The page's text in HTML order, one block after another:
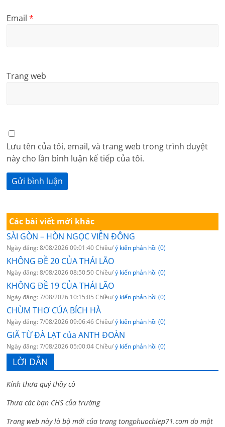
Email*
Trang web
Lưu tên của tôi, email, và trang web trong trình duyệt
này cho lần bình luận kế tiếp của tôi.
Các bài viết mới khác
SÀI GÒN – HÒN NGỌC VIỄN ĐÔNG
Ngày đăng: 8/08/2026 09:01:40 Chiều/ý kiến phản hồi (0)
KHÔNG ĐỀ 20 CỦA THÁI LÃO
Ngày đăng: 8/08/2026 08:50:50 Chiều/ý kiến phản hồi (0)
KHÔNG ĐỀ 19 CỦA THÁI LÃO
Ngày đăng: 7/08/2026 10:15:05 Chiều/ý kiến phản hồi (0)
CHÙM THƠ CỦA BÍCH HÀ
Ngày đăng: 7/08/2026 09:06:46 Chiều/ý kiến phản hồi (0)
GIÃ TỪ ĐÀ LẠT của ANTH ĐOÀN
Ngày đăng: 7/08/2026 05:00:04 Chiều/ý kiến phản hồi (0)
LỜI DẪN
Kính thưa quý thầy cô
Thưa các bạn CHS của trường
Trang web này là bộ mới của trang tongphuochiep71.com do một